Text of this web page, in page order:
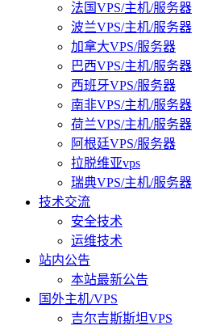
法国VPS/主机/服务器
波兰VPS/主机/服务器
加拿大VPS/服务器
巴西VPS/主机/服务器
西班牙VPS/服务器
南非VPS/主机/服务器
荷兰VPS/主机/服务器
阿根廷VPS/服务器
拉脱维亚vps
瑞典VPS/主机/服务器
技术交流
安全技术
运维技术
站内公告
本站最新公告
国外主机/VPS
吉尔吉斯斯坦VPS